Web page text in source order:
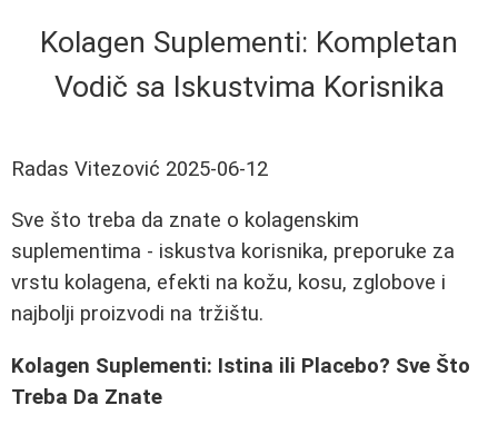
Kolagen Suplementi: Kompletan
Vodič sa Iskustvima Korisnika
Radas Vitezović 2025-06-12
Sve što treba da znate o kolagenskim
suplementima - iskustva korisnika, preporuke za
vrstu kolagena, efekti na kožu, kosu, zglobove i
najbolji proizvodi na tržištu.
Kolagen Suplementi: Istina ili Placebo? Sve Što
Treba Da Znate